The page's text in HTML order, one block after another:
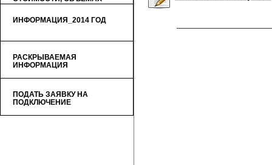
ТОВАРОВ (УСЛУГ)
ИНФОРМАЦИЯ_2014 ГОД
РАСКРЫВАЕМАЯ
ИНФОРМАЦИЯ
ПОДАТЬ ЗАЯВКУ НА
ПОДКЛЮЧЕНИЕ